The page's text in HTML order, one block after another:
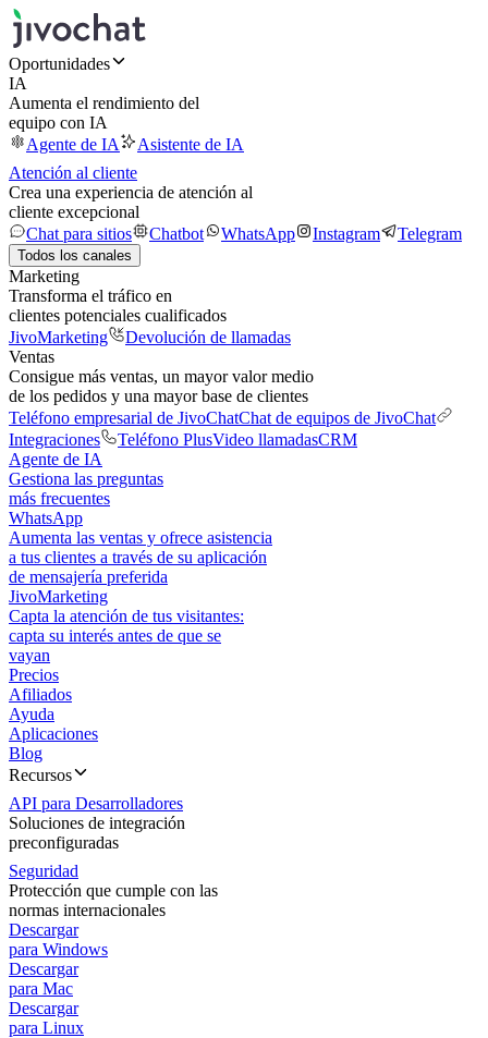
Oportunidades
IA
Aumenta el rendimiento del
equipo con IA
Agente de IA
Asistente de IA
Atención al cliente
Crea una experiencia de atención al
cliente excepcional
Chat para sitios
Chatbot WhatsApp Instagram Telegram
Todos los canales
Marketing
Transforma el tráfico en
clientes potenciales cualificados
JivoMarketing
Devolución de llamadas
Ventas
Consigue más ventas, un mayor valor medio
de los pedidos y una mayor base de clientes
Teléfono empresarial de JivoChatChat de equipos de JivoChat
Integraciones
Teléfono PlusVideo llamadasCRM
Agente de IA
Gestiona las preguntas
más frecuentes
WhatsApp
Aumenta las ventas y ofrece asistencia
a tus clientes a través de su aplicación
de mensajería preferida
JivoMarketing
Capta la atención de tus visitantes:
capta su interés antes de que se
vayan
Precios
Afiliados
Ayuda
Aplicaciones
Blog
Recursos
API para Desarrolladores
Soluciones de integración
preconfiguradas
Seguridad
Protección que cumple con las
normas internacionales
Descargar
para Windows
Descargar
para Mac
Descargar
para Linux